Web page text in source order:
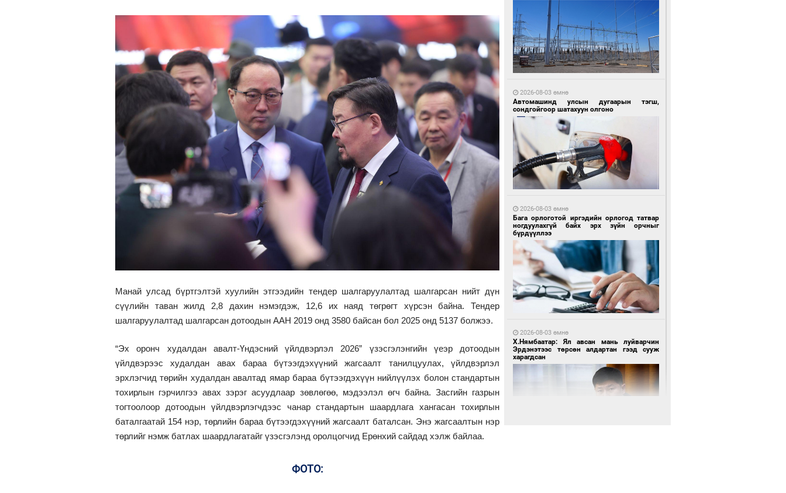
Манай улсад бүртгэлтэй хуулийн этгээдийн тендер шалгаруулалтад шалгарсан нийт дүн
сүүлийн таван жилд 2,8 дахин нэмэгдэж, 12,6 их наяд төгрөгт хүрсэн байна. Тендер
шалгаруулалтад шалгарсан дотоодын ААН 2019 онд 3580 байсан бол 2025 онд 5137 болжээ.
“Эх оронч худалдан авалт-Үндэсний үйлдвэрлэл 2026” үзэсгэлэнгийн үеэр дотоодын
үйлдвэрээс худалдан авах бараа бүтээгдэхүүний жагсаалт танилцуулах, үйлдвэрлэл
эрхлэгчид төрийн худалдан авалтад ямар бараа бүтээгдэхүүн нийлүүлэх болон стандартын
тохирлын гэрчилгээ авах зэрэг асуудлаар зөвлөгөө, мэдээлэл өгч байна. Засгийн газрын
тогтоолоор дотоодын үйлдвэрлэгчдээс чанар стандартын шаардлага хангасан тохирлын
баталгаатай 154 нэр, төрлийн бараа бүтээгдэхүүний жагсаалт баталсан. Энэ жагсаалтын нэр
төрлийг нэмж батлах шаардлагатайг үзэсгэлэнд оролцогчид Ерөнхий сайдад хэлж байлаа.
ФОТО:
14 цагийн өмнө өмнө
УИХ-ын дарга С.Бямбацогт Сутай хайрхны
тэнгэрийг тахих тахилгад оролцлоо
14 цагийн өмнө өмнө
Зургаан цагаан мэнгэтэй харагчин үхэр
өдөр
14 цагийн өмнө өмнө
Бороо орохгүй, өдөртөө 28-30 хэм дулаан
байна
2026-08-03 өмнө
Автомашинд улсын дугаарын тэгш,
сондгойгоор шатахуун олгоно
2026-08-03 өмнө
Бага орлоготой иргэдийн орлогод татвар
ногдуулахгүй байх эрх зүйн орчныг
бүрдүүллээ
2026-08-03 өмнө
Х.Нямбаатар: Ял авсан мань луйварчин
Эрдэнэтээс төрсөн алдартан гээд сууж
харагдсан